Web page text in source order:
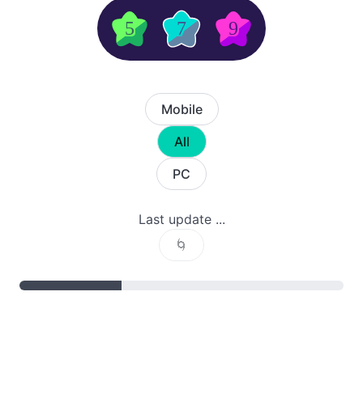
5 7 9
Mobile
All
PC
Last update ...
🌀